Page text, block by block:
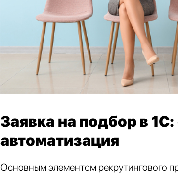
Заявка на подбор в
автоматизация
Основным элементом рекрутингового